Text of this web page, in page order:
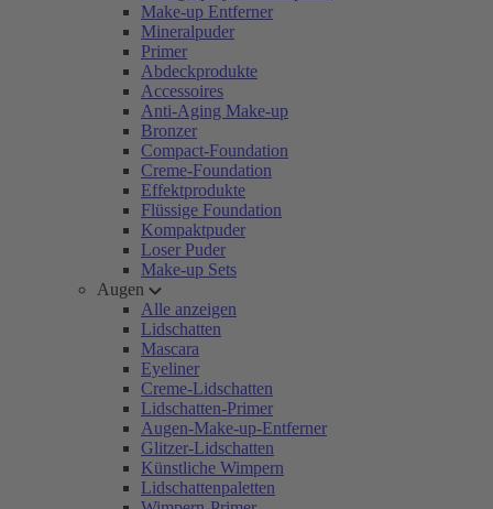
Make-up Entferner
Mineralpuder
Primer
Abdeckprodukte
Accessoires
Anti-Aging Make-up
Bronzer
Compact-Foundation
Creme-Foundation
Effektprodukte
Flüssige Foundation
Kompaktpuder
Loser Puder
Make-up Sets
Augen
Alle anzeigen
Lidschatten
Mascara
Eyeliner
Creme-Lidschatten
Lidschatten-Primer
Augen-Make-up-Entferner
Glitzer-Lidschatten
Künstliche Wimpern
Lidschattenpaletten